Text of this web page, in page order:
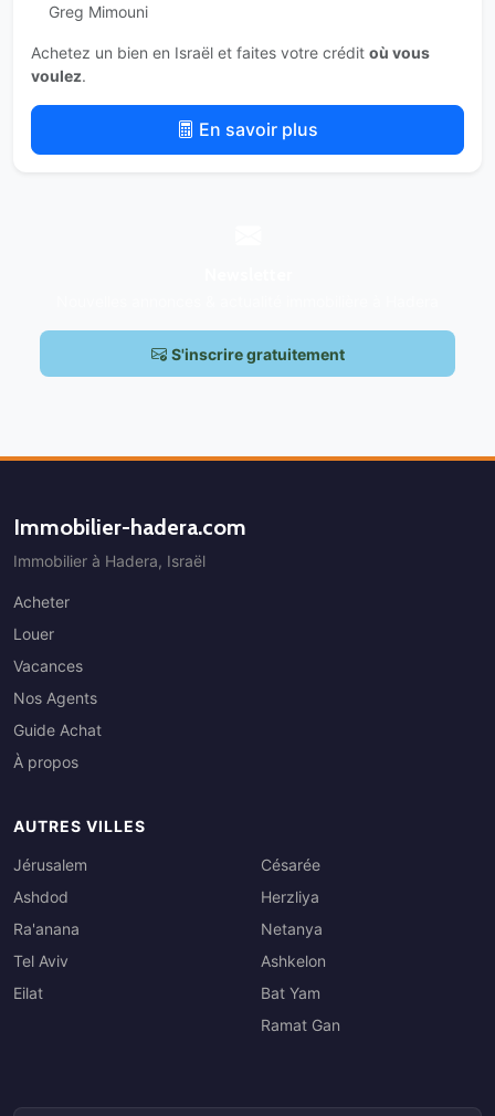
Greg Mimouni
Achetez un bien en Israël et faites votre crédit où vous
voulez.
En savoir plus
S'inscrire gratuitement
Immobilier-hadera.com
Immobilier à Hadera, Israël
Acheter
Louer
Vacances
Nos Agents
Guide Achat
À propos
AUTRES VILLES
Jérusalem
Ashdod
Ra'anana
Tel Aviv
Eilat
Césarée
Herzliya
Netanya
Ashkelon
Bat Yam
Ramat Gan